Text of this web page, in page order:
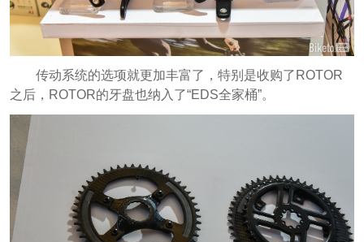
传动系统的选项就更加丰富了，特别是收购了ROTOR
之后，ROTOR的牙盘也纳入了“EDS全家桶”。